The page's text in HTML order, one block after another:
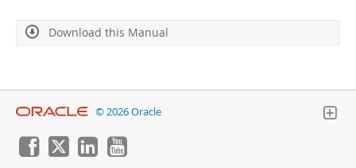
Download this Manual
© 2026 Oracle